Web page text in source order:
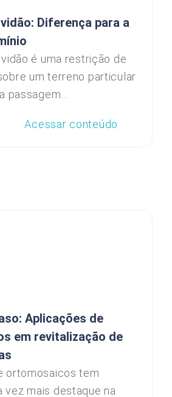
Diferença para a
é uma restrição de
um terreno particular
passagem...
Acessar conteúdo
Aplicações de
em revitalização de
ortomosaicos tem
vez mais destaque na